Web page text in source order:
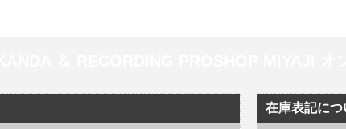
在庫表記につ